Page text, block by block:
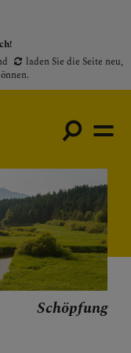
laden Sie die Seite neu,
Schöpfung